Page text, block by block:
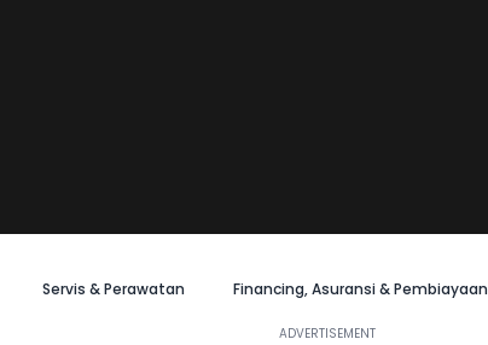
Servis & Perawatan Financing, Asuransi & Pembiayaan